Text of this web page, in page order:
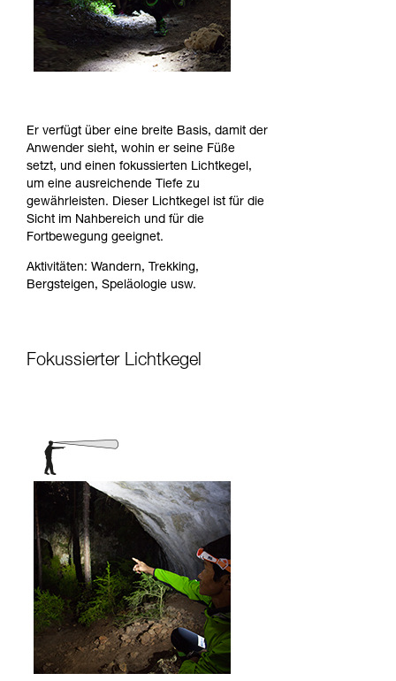
Er verfügt über eine breite Basis, damit der
Anwender sieht, wohin er seine Füße
setzt, und einen fokussierten Lichtkegel,
um eine ausreichende Tiefe zu
gewährleisten. Dieser Lichtkegel ist für die
Sicht im Nahbereich und für die
Fortbewegung geeignet.
Aktivitäten: Wandern, Trekking,
Bergsteigen, Speläologie usw.
Fokussierter Lichtkegel